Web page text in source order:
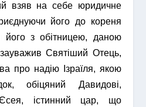
взяв на себе юридичне
його до кореня
його з обітницею, даною
Святіший Отець,
про надію Ізраїля, якою
обіцяний Давидові,
істинний цар, що